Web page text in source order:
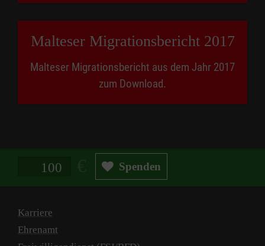
Malteser Migra­tions­bericht 2017
Malteser Migrationsbericht aus dem Jahr 2017
zum Download.
Spendenbetrag in Euro Spenden
Karriere
Ehrenamt